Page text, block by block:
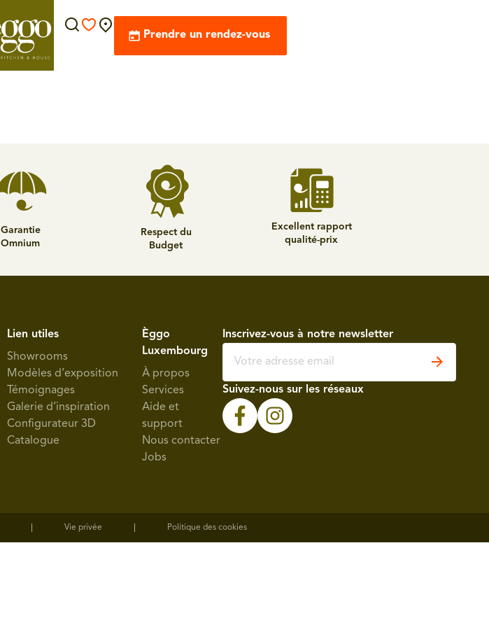
Prendre un rendez-vous
Garantie
Omnium
Respect du
Budget
Excellent rapport
qualité-prix
Lien utiles
Showrooms
Modèles d’exposition
Témoignages
Galerie d’inspiration
Configurateur 3D
Catalogue
Èggo
Luxembourg
À propos
Services
Aide et
support
Nous contacter
Jobs
Inscrivez-vous à notre newsletter
Suivez-nous sur les réseaux
Vie privée Politique des cookies